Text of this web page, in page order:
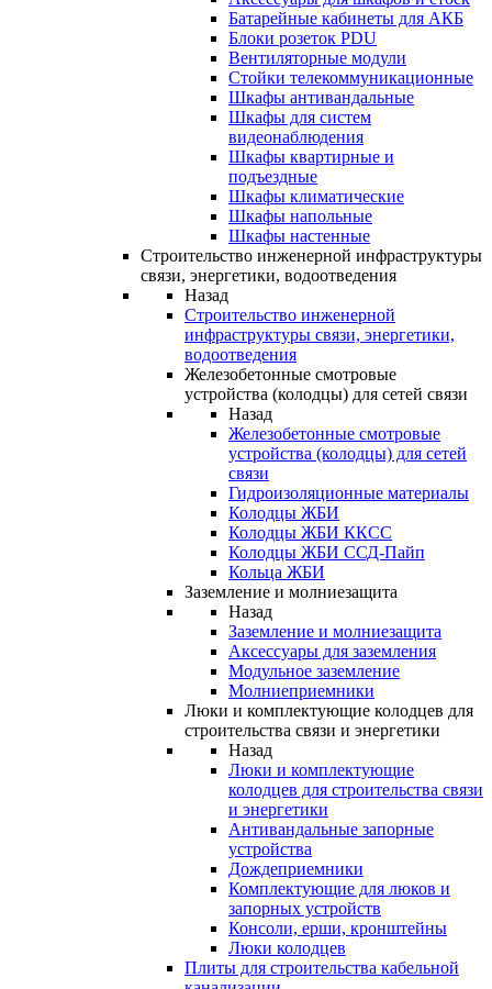
Батарейные кабинеты для АКБ
Блоки розеток PDU
Вентиляторные модули
Стойки телекоммуникационные
Шкафы антивандальные
Шкафы для систем
видеонаблюдения
Шкафы квартирные и
подъездные
Шкафы климатические
Шкафы напольные
Шкафы настенные
Строительство инженерной инфраструктуры
связи, энергетики, водоотведения
Назад
Строительство инженерной
инфраструктуры связи, энергетики,
водоотведения
Железобетонные смотровые
устройства (колодцы) для сетей связи
Назад
Железобетонные смотровые
устройства (колодцы) для сетей
связи
Гидроизоляционные материалы
Колодцы ЖБИ
Колодцы ЖБИ ККСС
Колодцы ЖБИ ССД-Пайп
Кольца ЖБИ
Заземление и молниезащита
Назад
Заземление и молниезащита
Аксессуары для заземления
Модульное заземление
Молниеприемники
Люки и комплектующие колодцев для
строительства связи и энергетики
Назад
Люки и комплектующие
колодцев для строительства связи
и энергетики
Антивандальные запорные
устройства
Дождеприемники
Комплектующие для люков и
запорных устройств
Консоли, ерши, кронштейны
Люки колодцев
Плиты для строительства кабельной